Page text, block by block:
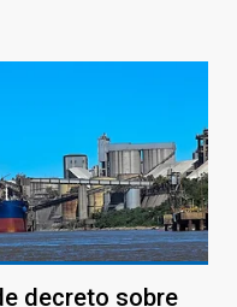
decreto sobre